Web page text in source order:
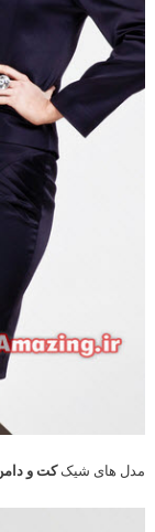
مدل های شیککت و